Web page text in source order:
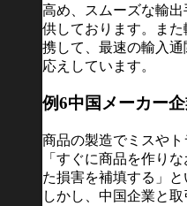
高め、スムーズな輸
供しております。ま
携して、最速の輸入
応えしています。
例6中国メーカー
商品の製造でミスや
「すぐに商品を作り
た損害を補填する」と
しかし、中国企業と